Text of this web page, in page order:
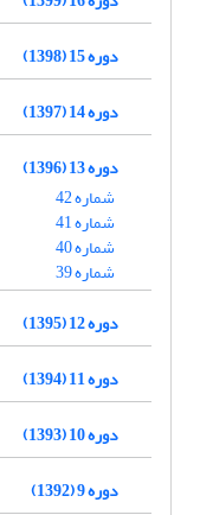
دوره 15 (1398)
دوره 14 (1397)
دوره 13 (1396)
شماره 42
شماره 41
شماره 40
شماره 39
دوره 12 (1395)
دوره 11 (1394)
دوره 10 (1393)
دوره 9 (1392)